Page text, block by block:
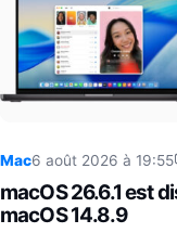
Mac6 août 2026 à 19:55
macOS 26.6.1 est
macOS 14.8.9